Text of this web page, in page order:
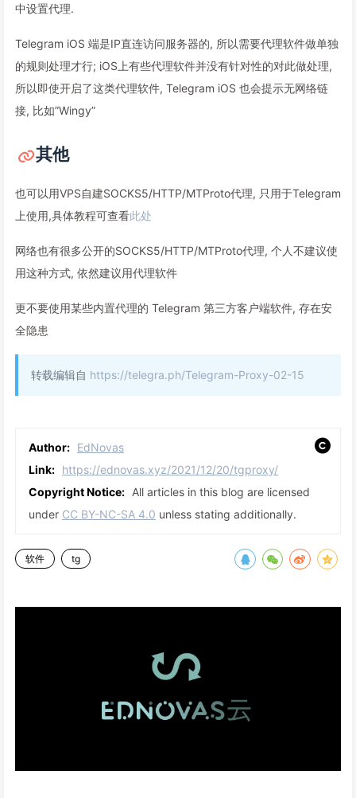
中设置代理.
Telegram iOS 端是IP直连访问服务器的, 所以需要代理软件做单独
的规则处理才行; iOS上有些代理软件并没有针对性的对此做处理,
所以即使开启了这类代理软件, Telegram iOS 也会提示无网络链
接, 比如”Wingy”
其他
也可以用VPS自建SOCKS5/HTTP/MTProto代理, 只用于Telegram
上使用,具体教程可查看此处
网络也有很多公开的SOCKS5/HTTP/MTProto代理, 个人不建议使
用这种方式, 依然建议用代理软件
更不要使用某些内置代理的 Telegram 第三方客户端软件, 存在安
全隐患
转载编辑自 https://telegra.ph/Telegram-Proxy-02-15
Author: EdNovas
Link: https://ednovas.xyz/2021/12/20/tgproxy/
Copyright Notice: All articles in this blog are licensed
under CC BY-NC-SA 4.0 unless stating additionally.
软件 tg